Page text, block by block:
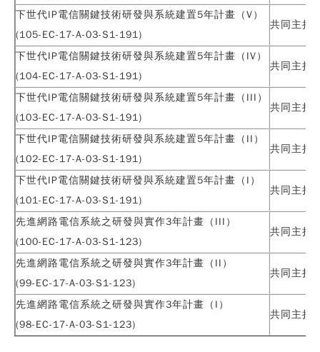
下世代IP電信關鍵技術研發與系統建置5年計畫（V）
(105-EC-17-A-03-S1-191)
共同主持
下世代IP電信關鍵技術研發與系統建置5年計畫（IV）
(104-EC-17-A-03-S1-191)
共同主持
下世代IP電信關鍵技術研發與系統建置5年計畫（III）
(103-EC-17-A-03-S1-191)
共同主持
下世代IP電信關鍵技術研發與系統建置5年計畫（II）
(102-EC-17-A-03-S1-191)
共同主持
下世代IP電信關鍵技術研發與系統建置5年計畫（I）
(101-EC-17-A-03-S1-191)
共同主持
先進網路電信系統之研發與實作3年計畫（III）
(100-EC-17-A-03-S1-123)
共同主持
先進網路電信系統之研發與實作3年計畫（II）
(99-EC-17-A-03-S1-123)
共同主持
先進網路電信系統之研發與實作3年計畫（I）
(98-EC-17-A-03-S1-123)
共同主持